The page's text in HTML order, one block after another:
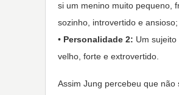
si um menino muito pequeno,
sozinho, introvertido e ansioso;
• Personalidade 2: Um sujeito
velho, forte e extrovertido.
Assim Jung percebeu que não